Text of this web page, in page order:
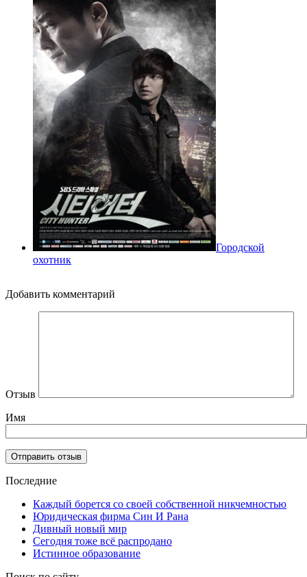
Городской
охотник
Добавить комментарий
Отзыв
Имя
Последние
Каждый борется со своей собственной никчемностью
Юридическая фирма Син И Рана
Дивный новый мир
Сегодня тоже всё распродано
Истинное образование